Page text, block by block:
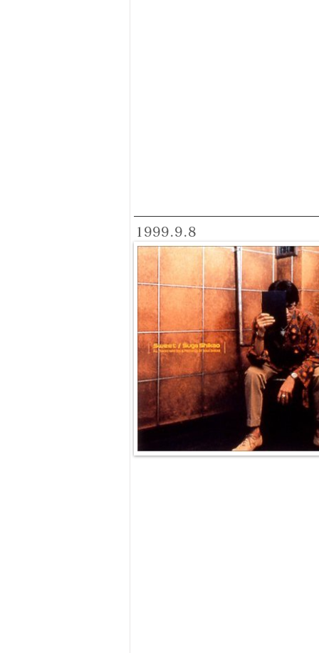
1999.9.8